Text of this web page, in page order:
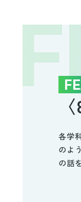
各学
のよ
の話